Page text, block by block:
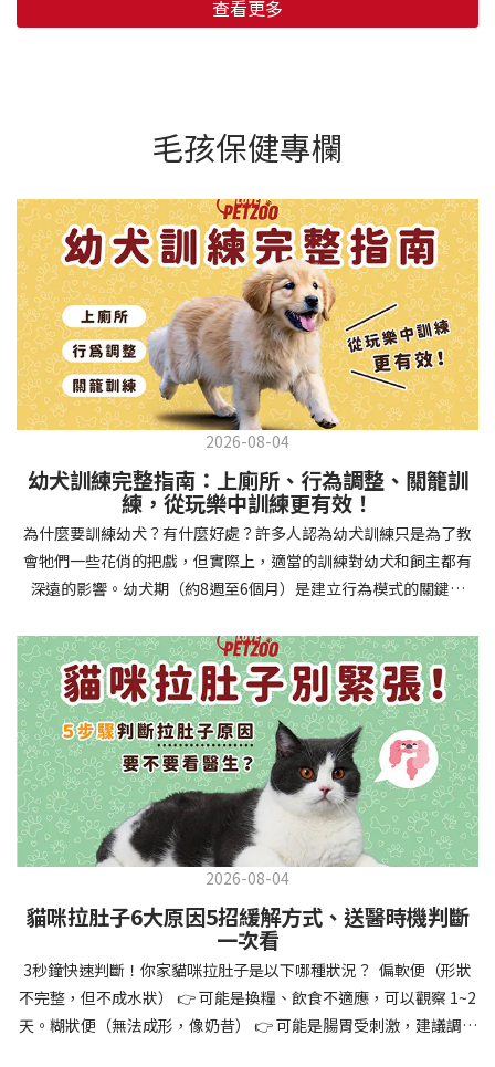
查看更多
毛孩保健專欄
2026-08-04
幼犬訓練完整指南：上廁所、行為調整、關籠訓
練，從玩樂中訓練更有效！
為什麼要訓練幼犬？有什麼好處？許多人認為幼犬訓練只是為了教
會牠們一些花俏的把戲，但實際上，適當的訓練對幼犬和飼主都有
深遠的影響。幼犬期（約8週至6個月）是建立行為模式的關鍵時
的行為問題，並建立人犬間的健康關係。 建立安全健康的生活環境
透過基礎訓練，幼犬能學會家居規則，避免危險行為和破壞家具。
像是「不」和「放下」等指令可以阻止幼犬咬電線或誤食有害物
質，有效降低居家意外風險。規律的如廁訓練則能養成良好衛生習
慣，讓家中環境保持乾淨舒適。增強溝通與信任關係訓練過程就像
建立一種共同語言，幫助你和幼犬更好地理解彼此。當幼犬學會回
應你的指令，不只增加了互動機會，也建立了主人作為領導者的地
位。正向獎勵式訓練更能培養幼犬對你的信任感，強化情感連結，
創造更和諧的相處模式。培養社交技能與適應能力及早接觸各種環
境和刺激，能幫助幼犬成長為自信穩定的成犬。適當的社會化訓練
讓牠們學會如何與其他狗狗、動物和人類和平相處，減少恐懼或攻
擊行為。這種適應能力使幼犬未來能從容面對獸醫檢查、美容
salon、寄宿或旅行等各種情境，大大提升生活品質。 訓練幼犬不只
是教會指令，更是塑造性格和習慣的過程！ 透過耐心且一致的訓
練，你不僅能擁有一隻聽話的好狗狗，更能建立起相互尊重的終身
2026-08-04
貓咪拉肚子6大原因5招緩解方式、送醫時機判斷
一次看
3秒鐘快速判斷！你家貓咪拉肚子是以下哪種狀況？ 偏軟便（形狀
不完整，但不成水狀） 👉 可能是換糧、飲食不適應，可以觀察 1~2
天。糊狀便（無法成形，像奶昔） 👉 可能是腸胃受刺激，建議調整